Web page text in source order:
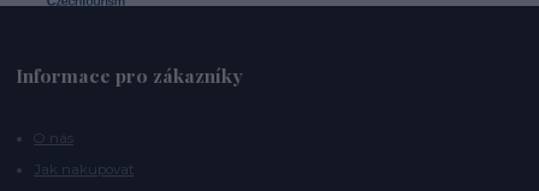
Informace pro zákazníky
O nás
Jak nakupovat